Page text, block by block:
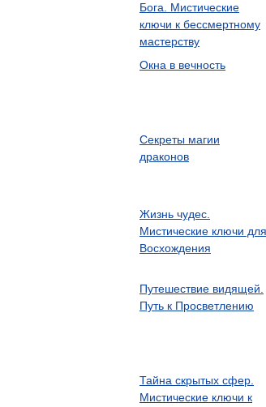
Бога. Мистические
ключи к бессмертному
мастерству
Окна в вечность
Секреты магии
драконов
Жизнь чудес.
Мистические ключи для
Восхождения
Путешествие видящей.
Путь к Просветлению
Тайна скрытых сфер.
Мистические ключи к